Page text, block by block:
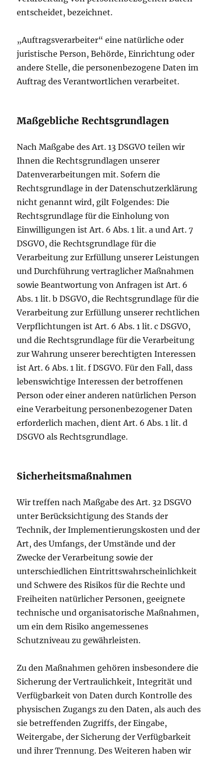
entscheidet, bezeichnet.
„Auftragsverarbeiter“ eine natürliche oder
juristische Person, Behörde, Einrichtung oder
andere Stelle, die personenbezogene Daten im
Auftrag des Verantwortlichen verarbeitet.
Maßgebliche Rechtsgrundlagen
Nach Maßgabe des Art. 13 DSGVO teilen wir
Ihnen die Rechtsgrundlagen unserer
Datenverarbeitungen mit. Sofern die
Rechtsgrundlage in der Datenschutzerklärung
nicht genannt wird, gilt Folgendes: Die
Rechtsgrundlage für die Einholung von
Einwilligungen ist Art. 6 Abs. 1 lit. a und Art. 7
DSGVO, die Rechtsgrundlage für die
Verarbeitung zur Erfüllung unserer Leistungen
und Durchführung vertraglicher Maßnahmen
sowie Beantwortung von Anfragen ist Art. 6
Abs. 1 lit. b DSGVO, die Rechtsgrundlage für die
Verarbeitung zur Erfüllung unserer rechtlichen
Verpflichtungen ist Art. 6 Abs. 1 lit. c DSGVO,
und die Rechtsgrundlage für die Verarbeitung
zur Wahrung unserer berechtigten Interessen
ist Art. 6 Abs. 1 lit. f DSGVO. Für den Fall, dass
lebenswichtige Interessen der betroffenen
Person oder einer anderen natürlichen Person
eine Verarbeitung personenbezogener Daten
erforderlich machen, dient Art. 6 Abs. 1 lit. d
DSGVO als Rechtsgrundlage.
Sicherheitsmaßnahmen
Wir treffen nach Maßgabe des Art. 32 DSGVO
unter Berücksichtigung des Stands der
Technik, der Implementierungskosten und der
Art, des Umfangs, der Umstände und der
Zwecke der Verarbeitung sowie der
unterschiedlichen Eintrittswahrscheinlichkeit
und Schwere des Risikos für die Rechte und
Freiheiten natürlicher Personen, geeignete
technische und organisatorische Maßnahmen,
um ein dem Risiko angemessenes
Schutzniveau zu gewährleisten.
Zu den Maßnahmen gehören insbesondere die
Sicherung der Vertraulichkeit, Integrität und
Verfügbarkeit von Daten durch Kontrolle des
physischen Zugangs zu den Daten, als auch des
sie betreffenden Zugriffs, der Eingabe,
Weitergabe, der Sicherung der Verfügbarkeit
und ihrer Trennung. Des Weiteren haben wir